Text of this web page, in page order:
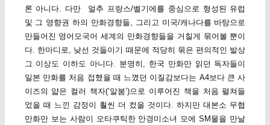
론 아니다. 다만 얼추 프랑스/벨기에를 중심으로 형성된 유럽
및 그 영향권 하의 만화경향들, 그리고 미국/캐나다를 바탕으로
만들어진 영어모국어 세계의 만화경향들을 거칠게 묶어볼 뿐이
다. 한마디로, 낮선 것들이기 때문에 적당히 묶은 편의적인 발상
그 이상도 이하도 아니다. 분명히, 한국 만화만 읽던 독자들이
일본 만화를 처음 접했을 때 느꼈던 이질감보다는 A4보다 큰 사
이즈의 얇은 컬러 책자(‘알붐’)으로 이루어진 책을 처음 펼쳐들
었을 때 느낀 감정이 훨씬 더 컸을 것이다. 하지만 대본소 무협
만화만 보는 사람이 오타쿠틱한 안경미소녀 모에 SM물을 만날